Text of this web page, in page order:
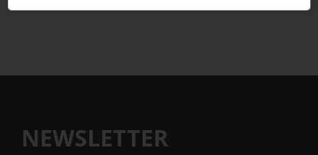
NEWSLETTER